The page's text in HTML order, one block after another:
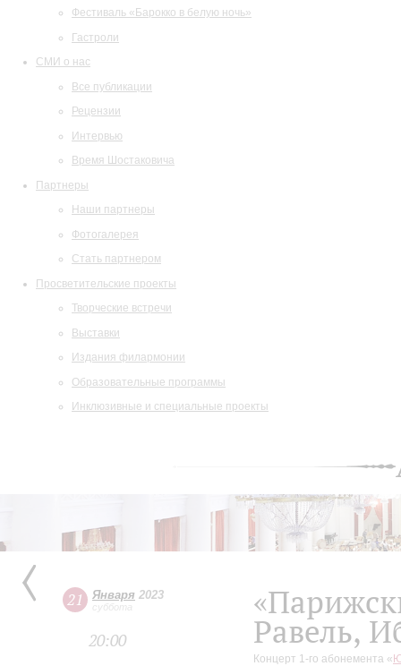
Фестиваль «Барокко в белую ночь»
Гастроли
СМИ о нас
Все публикации
Рецензии
Интервью
Время Шостаковича
Партнеры
Наши партнеры
Фотогалерея
Стать партнером
Просветительские проекты
Творческие встречи
Выставки
Издания филармонии
Образовательные программы
Инклюзивные и специальные проекты
21 Января 2023
суббота
20:00 Равель,
Концерт 1-го абонемента «